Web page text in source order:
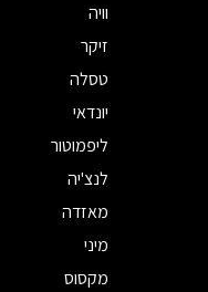
וויה
זיקר
טסלה
יונדאי
ליפמוטור
לנצ'יה
מאזדה
מיני
מקסוס